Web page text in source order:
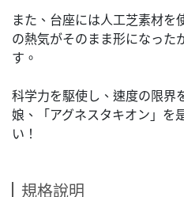
また、台座には人工芝素材を
の熱気がそのまま形になった
す。
科学力を駆使し、速度の限界
娘、「アグネスタキオン」を
い！
規格說明